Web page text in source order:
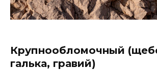
Крупнообломочный
галька, гравий)